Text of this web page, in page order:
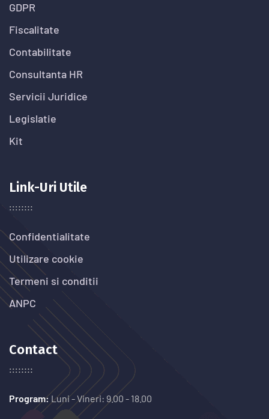
GDPR
Fiscalitate
Contabilitate
Consultanta HR
Servicii Juridice
Legislatie
Kit
Link-Uri Utile
Confidentialitate
Utilizare cookie
Termeni si conditii
ANPC
Contact
Program: Luni - Vineri: 9.00 - 18.00